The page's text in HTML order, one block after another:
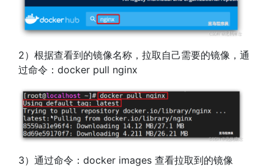
2）根据查看到的镜像名称，拉取自己需要的镜像，通
过命令：docker pull nginx
3）通过命令：docker images 查看拉取到的镜像